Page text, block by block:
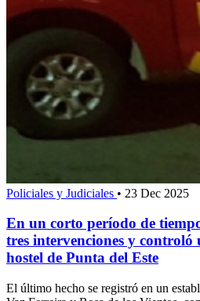
Policiales y Judiciales • 23 Dec 2025
En un corto período de
tres intervenciones y controló
hostel de Punta del Este
El último hecho se registró en un